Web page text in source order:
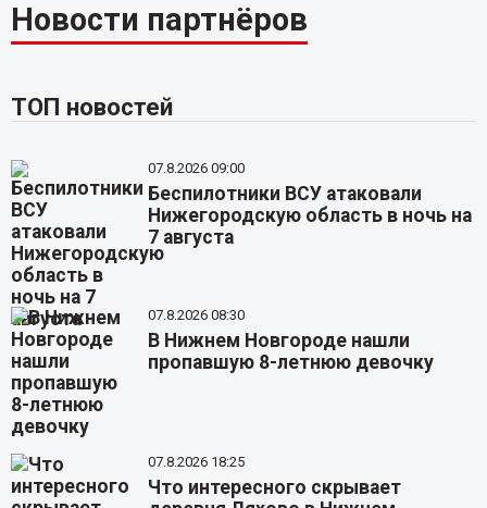
Новости партнёров
ТОП новостей
07.8.2026 09:00
Беспилотники ВСУ атаковали
Нижегородскую область в ночь на
7 августа
07.8.2026 08:30
В Нижнем Новгороде нашли
пропавшую 8-летнюю девочку
07.8.2026 18:25
Что интересного скрывает